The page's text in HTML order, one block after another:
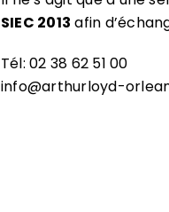
SIEC 2013 afin
Tél: 02 38 62 51 00
info@arthurloyd-